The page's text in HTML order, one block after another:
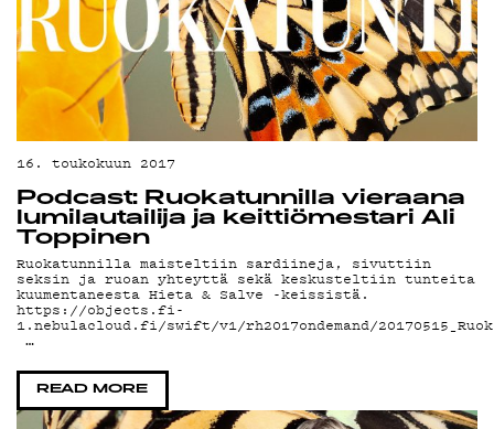
ON-DEMAND
PODCAST
MAINOSTA
YHTEYSTIEDOT
G LIVELAB
YSTÄVÄKLUBI
TIETOSUOJA
16. toukokuun 2017
Podcast: Ruokatunnilla vieraana
lumilautailija ja keittiömestari Ali
Toppinen
Ruokatunnilla maisteltiin sardiineja, sivuttiin
seksin ja ruoan yhteyttä sekä keskusteltiin tunteita
kuumentaneesta Hieta & Salve -keissistä.
https://objects.fi-
1.nebulacloud.fi/swift/v1/rh2017ondemand/
…
READ MORE